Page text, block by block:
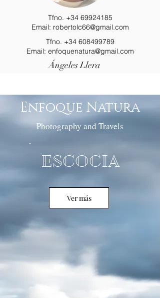
Tfno. +34 69924185
Email: robertolc66@gmail.com
Tfno. +34 608499789
Email: enfoquenatura@gmail.com
Ángeles Llera
Enfoque Natura
Photography and Travels
ESCOCIA
Ver más